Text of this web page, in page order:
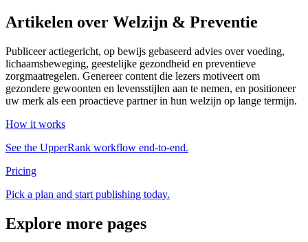
Artikelen over Welzijn & Preventie
Publiceer actiegericht, op bewijs gebaseerd advies over voeding,
lichaamsbeweging, geestelijke gezondheid en preventieve
zorgmaatregelen. Genereer content die lezers motiveert om
gezondere gewoonten en levensstijlen aan te nemen, en positioneer
uw merk als een proactieve partner in hun welzijn op lange termijn.
How it works
See the UpperRank workflow end-to-end.
Pricing
Pick a plan and start publishing today.
Explore more pages